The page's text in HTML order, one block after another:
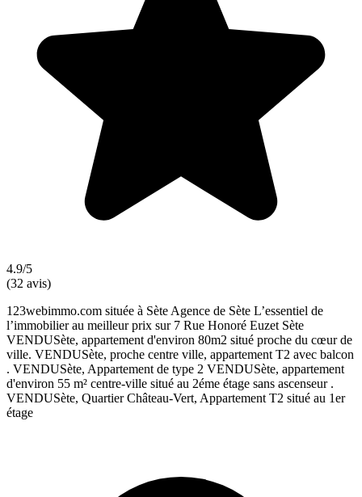
4.9/5
(32 avis)
123webimmo.com située à Sète Agence de Sète L’essentiel de
l’immobilier au meilleur prix sur 7 Rue Honoré Euzet Sète
VENDUSète, appartement d'environ 80m2 situé proche du cœur de
ville. VENDUSète, proche centre ville, appartement T2 avec balcon
. VENDUSète, Appartement de type 2 VENDUSète, appartement
d'environ 55 m² centre-ville situé au 2éme étage sans ascenseur .
VENDUSète, Quartier Château-Vert, Appartement T2 situé au 1er
étage